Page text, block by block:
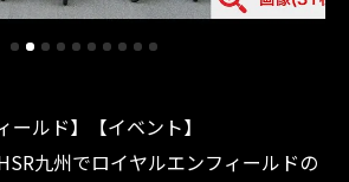
ールド】【イベント】
九州でロイヤルエンフィールドの